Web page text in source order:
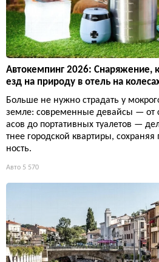
Автокемпинг 2026: Снаряжение,
езд на природу в отель на
Больше не нужно страдать у
земле: современные девайсы — от
асов до портативных туалетов —
тнее городской квартиры,
ность.
Авто 5 570